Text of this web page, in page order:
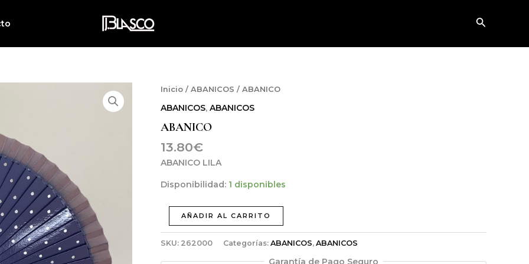
Buscar
Inicio / ABANICOS / ABANICO
ABANICOS, ABANICOS
ABANICO
13.80€
ABANICO LILA
Disponibilidad: 1 disponibles
ABANICO
AÑADIR AL CARRITO
SKU: 262000 Categorías: ABANICOS, ABANICOS
Garantía de Pago Seguro